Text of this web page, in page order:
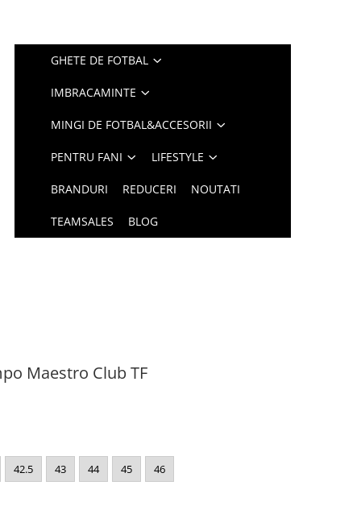
GHETE DE FOTBAL
IMBRACAMINTE
MINGI DE FOTBAL&ACCESORII
PENTRU FANI LIFESTYLE
BRANDURI REDUCERI NOUTATI
TEAMSALES BLOG
Maestro Club TF
42.5 43 44 45 46